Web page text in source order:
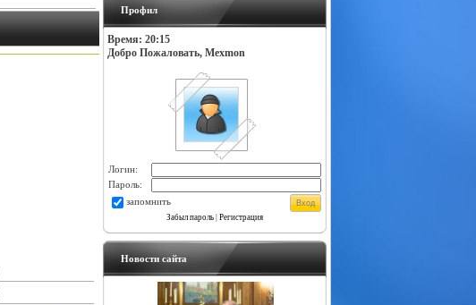
Профил
Время: 20:15
Добро Пожаловать, Mexmon
Логин:
Пароль:
запомнить
Забыл пароль| Регистрация
Новости сайта